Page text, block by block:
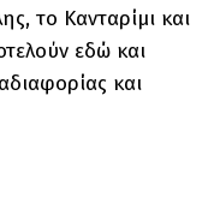
το Κανταρίμι και
εδώ και
και